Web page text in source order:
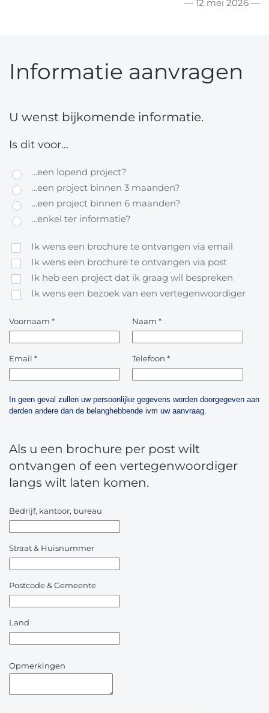
— 12 mei 2026 —
Informatie aanvragen
U wenst bijkomende informatie.
Is dit voor...
...een lopend project?
...een project binnen 3 maanden?
...een project binnen 6 maanden?
...enkel ter informatie?
Ik wens een brochure te ontvangen via email
Ik wens een brochure te ontvangen via post
Ik heb een project dat ik graag wil bespreken
Ik wens een bezoek van een vertegenwoordiger
Voornaam * Naam *
Email * Telefoon *
In geen geval zullen uw persoonlijke gegevens worden doorgegeven aan
derden andere dan de belanghebbende ivm uw aanvraag.
Als u een brochure per post wilt
ontvangen of een vertegenwoordiger
langs wilt laten komen.
Bedrijf, kantoor, bureau
Straat & Huisnummer
Postcode & Gemeente
Land
Opmerkingen